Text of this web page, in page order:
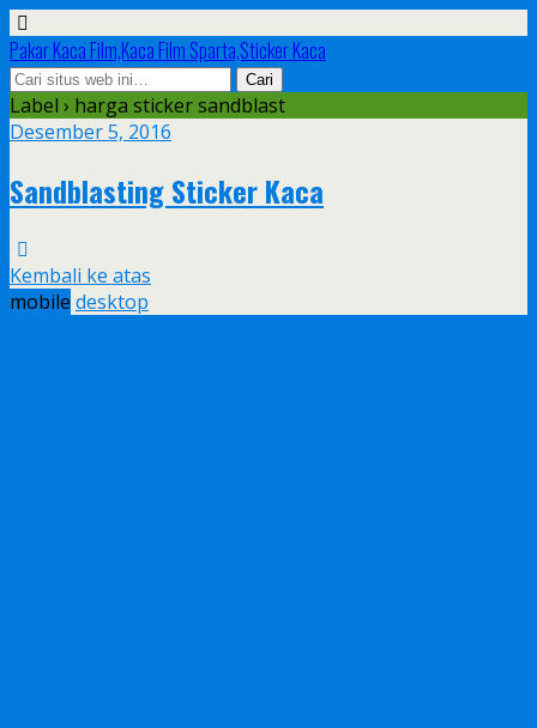
Pakar Kaca Film,Kaca Film Sparta,Sticker Kaca
Label › harga sticker sandblast
Desember 5, 2016
Sandblasting Sticker Kaca
Kembali ke atas
mobile desktop